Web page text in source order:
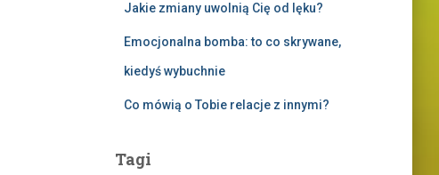
Jakie zmiany uwolnią Cię od lęku?
Emocjonalna bomba: to co skrywane,
kiedyś wybuchnie
Co mówią o Tobie relacje z innymi?
Tagi